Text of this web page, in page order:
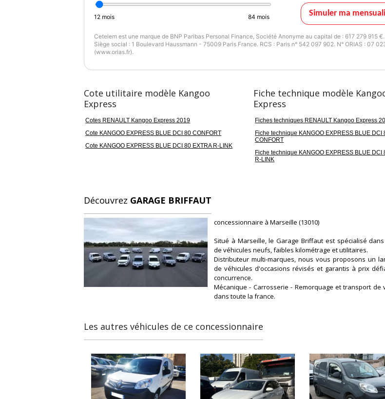
12 mois 84 mois Simuler ma
Cetelem est une marque de BNP Paribas Personal Finance, Société Anonyme au capital de : 617 279 915 €.
Siège social : 1 Boulevard Haussmann - 75009 Paris France. RCS : Paris n° 542 097 902. N° ORIAS : 07
(www.orias.fr).
Cote utilitaire modèle Kangoo
Express
Cotes RENAULT Kangoo Express 2019
Cote KANGOO EXPRESS BLUE DCI 80 CONFORT
Cote KANGOO EXPRESS BLUE DCI 80 EXTRA R-LINK
Fiche technique modèle
Express
Fiches techniques RENAULT Kangoo Express
Fiche technique KANGOO EXPRESS BLUE DCI
CONFORT
Fiche technique KANGOO EXPRESS BLUE DCI
R-LINK
Découvrez GARAGE BRIFFAUT
concessionnaire à Marseille (13010)
Situé à Marseille, le Garage Briffaut est spécialisé
de véhicules neufs, faibles kilométrage et utilitaires.
Distributeur multi-marques, nous vous proposons un
de véhicules d'occasions révisés et garantis à prix
concurrence.
Mécanique - Carrosserie - Remorquage et transport de
dans toute la france.
Les autres véhicules de ce concessionnaire